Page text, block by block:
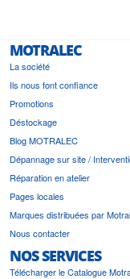
MOTRALEC
La société
Ils nous font confiance
Promotions
Déstockage
Blog MOTRALEC
Dépannage sur site /
Réparation en atelier
Pages locales
Marques distribuées par
Nous contacter
NOS SERVICES
Télécharger le Catalogue